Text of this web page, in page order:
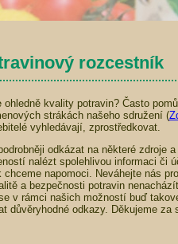
rozcestník
kvality potravin? Často
strákách našeho sdružení (
vyhledávají, zprostředkovat.
odkázat na některé zdroje
nalézt spolehlivou informaci či
chceme napomoci. Neváhejte nás
a bezpečnosti potravin
v rámci našich možností buď
důvěryhodné odkazy. Děkujeme za